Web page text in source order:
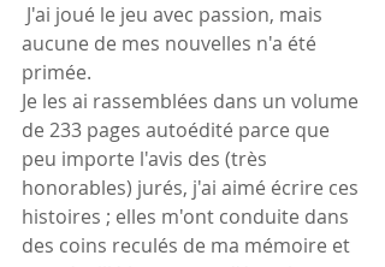
aucune de mes nouvelles n'a été
primée.
Je les ai rassemblées dans un volume
de 233 pages autoédité parce que
peu importe l'avis des (très
honorables) jurés, j'ai aimé écrire ces
histoires ; elles m'ont conduite dans
des coins reculés de ma mémoire et